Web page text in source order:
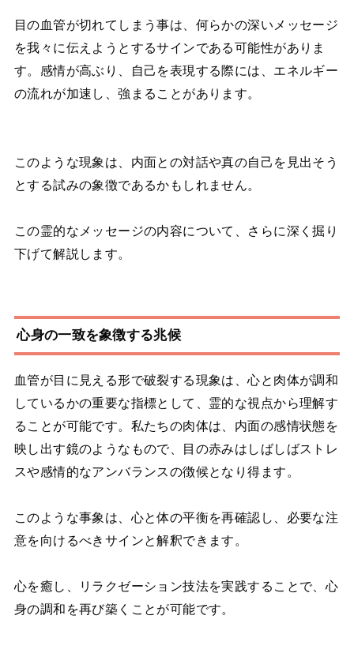
目の血管が切れてしまう事は、何らかの深いメッセージ
を我々に伝えようとするサインである可能性がありま
す。感情が高ぶり、自己を表現する際には、エネルギー
の流れが加速し、強まることがあります。
このような現象は、内面との対話や真の自己を見出そう
とする試みの象徴であるかもしれません。
この霊的なメッセージの内容について、さらに深く掘り
下げて解説します。
心身の一致を象徴する兆候
血管が目に見える形で破裂する現象は、心と肉体が調和
しているかの重要な指標として、霊的な視点から理解す
ることが可能です。私たちの肉体は、内面の感情状態を
映し出す鏡のようなもので、目の赤みはしばしばストレ
スや感情的なアンバランスの徴候となり得ます。
このような事象は、心と体の平衡を再確認し、必要な注
意を向けるべきサインと解釈できます。
心を癒し、リラクゼーション技法を実践することで、心
身の調和を再び築くことが可能です。